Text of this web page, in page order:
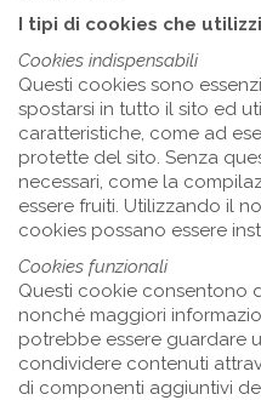
I tipi di cookies che
Cookies indispensabili
Questi cookies sono
spostarsi in tutto il sito ed
caratteristiche, come ad
protette del sito. Senza
necessari, come la
essere fruiti. Utilizzando il
cookies possano essere
Cookies funzionali
Questi cookie consentono
nonché maggiori
potrebbe essere guardare
condividere contenuti
di componenti aggiuntivi